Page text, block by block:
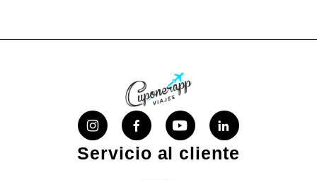
Servicio al cliente